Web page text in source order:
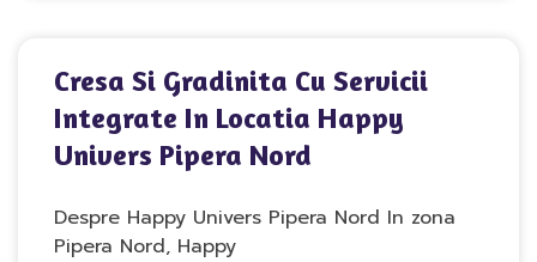
Cresa Si Gradinita Cu Servicii
Integrate In Locatia Happy
Univers Pipera Nord
Despre Happy Univers Pipera Nord In zona
Pipera Nord, Happy